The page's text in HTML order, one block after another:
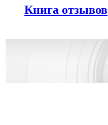
Книга отзывов